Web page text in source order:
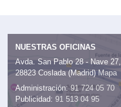
NUESTRAS OFICINAS
Avda. San Pablo 28 - Nave 27,
28823 Coslada (Madrid) Mapa
Administración: 91 724 05 70
Publicidad: 91 513 04 95